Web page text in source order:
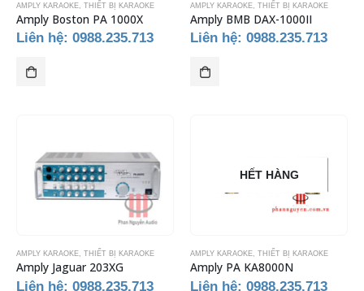
AMPLY KARAOKE THIẾT BỊ KARAOKE
Amply Boston PA 1000X
Liên hệ: 0988.235.713
AMPLY KARAOKE THIẾT BỊ KARAOKE
Amply BMB DAX-1000II
Liên hệ: 0988.235.713
AMPLY KARAOKE THIẾT BỊ KARAOKE
Amply Jaguar 203XG
Liên hệ: 0988.235.713
HẾT HÀNG
AMPLY KARAOKE THIẾT BỊ KARAOKE
Amply PA KA8000N
Liên hệ: 0988.235.713